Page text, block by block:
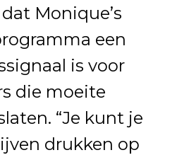
Monique’s
een
is voor
die moeite
“Je kunt je
drukken op